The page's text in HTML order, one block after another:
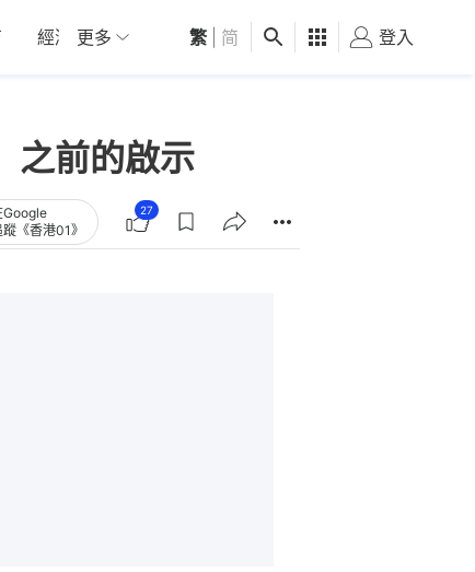
經濟 01深圳 觀點 健康 好食玩飛
更多 繁 简 登入
之前的啟示
Google
《香港01》
27